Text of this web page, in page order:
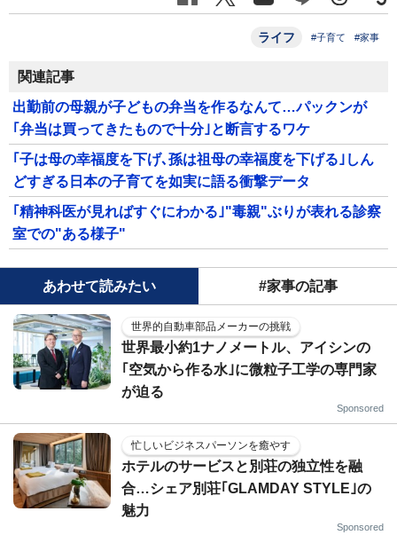
ライフ #子育て #家事
関連記事
出勤前の母親が子どもの弁当を作るなんて…パックンが
｢弁当は買ってきたもので十分｣と断言するワケ
｢子は母の幸福度を下げ､孫は祖母の幸福度を下げる｣しん
どすぎる日本の子育てを如実に語る衝撃データ
｢精神科医が見ればすぐにわかる｣"毒親"ぶりが表れる診察
室での"ある様子"
あわせて読みたい #家事の記事
世界的自動車部品メーカーの挑戦
世界最小約1ナノメートル、アイシンの
｢空気から作る水｣に微粒子工学の専門家
が迫る
Sponsored
忙しいビジネスパーソンを癒やす
ホテルのサービスと別荘の独立性を融
合…シェア別荘｢GLAMDAY STYLE｣の
魅力
Sponsored